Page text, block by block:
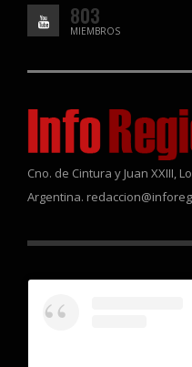
803
MIEMBROS
Cno. de Cintura y Juan XXIII,
Argentina.